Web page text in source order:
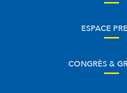
ESPACE
CONGRÈS &